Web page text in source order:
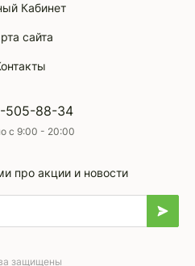
Кабинет
сайта
505-88-34
с 9:00 - 20:00
про акции и новости
защищены